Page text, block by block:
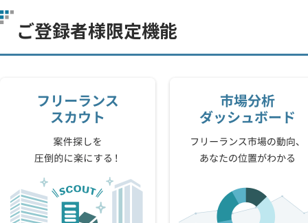
ご登録者様限定機能